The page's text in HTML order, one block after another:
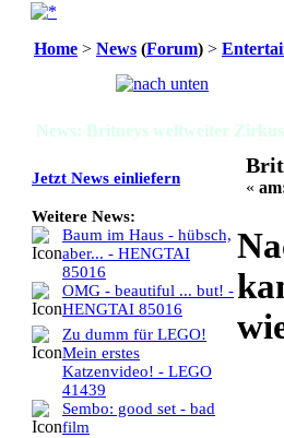
Home > News (Forum) >
News: Britneys weltweiter
Jetzt News einliefern
Weitere News:
Baum im Haus - hübsch,
aber... - HENGTAI
85016
OMG - beautiful ... but! -
HENGTAI 85016
Zu dumm für LEGO!
Mein erstes
Katzenvideo! - LEGO
41439
Sembo: good set - bad
film
«